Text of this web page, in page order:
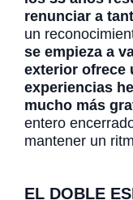
renunciar a
un
se empieza a
exterior ofrece
experiencias
mucho más
entero
mantener un
EL DOBLE